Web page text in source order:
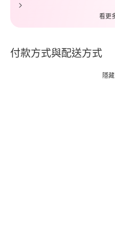
看更
付款方式與配送方式
隱藏